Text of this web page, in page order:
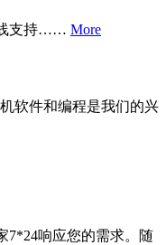
线支持…… More
软件和编程是我们的兴
7*24响应您的需求。随